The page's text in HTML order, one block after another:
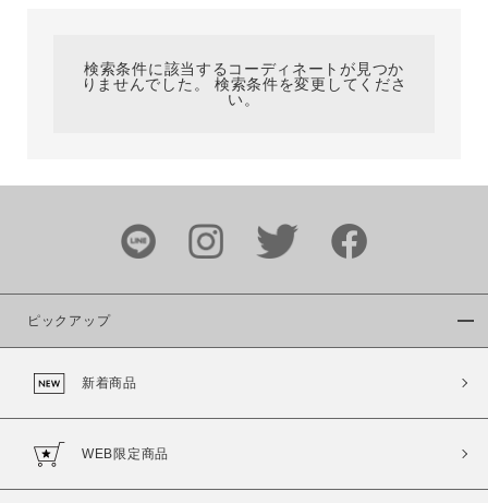
ブランド
カラー
検索条件に該当するコーディネートが見つか
りませんでした。 検索条件を変更してくださ
い。
ピックアップ
新着商品
WEB限定商品